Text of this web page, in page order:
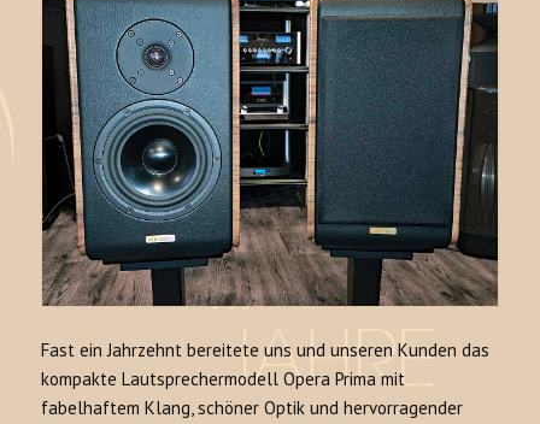
Fast ein Jahrzehnt bereitete uns und unseren Kunden das
kompakte Lautsprechermodell Opera Prima mit
fabelhaftem Klang, schöner Optik und hervorragender